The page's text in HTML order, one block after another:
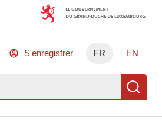
S'enregistrer FR EN